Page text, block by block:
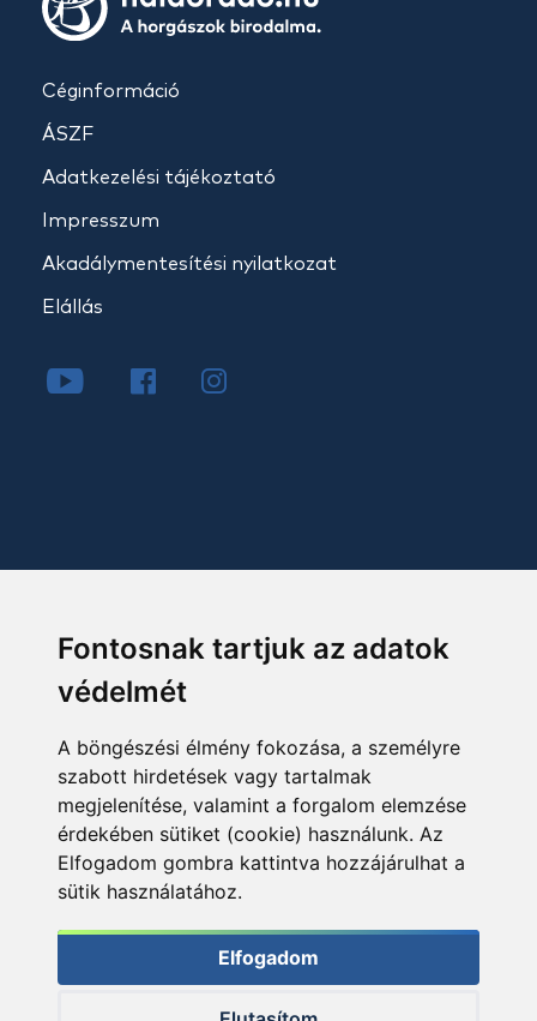
Fontosnak tartjuk az adatok
védelmét
A böngészési élmény fokozása, a személyre
szabott hirdetések vagy tartalmak
megjelenítése, valamint a forgalom elemzése
érdekében sütiket (cookie) használunk. Az
Elfogadom gombra kattintva hozzájárulhat a
sütik használatához.
Elfogadom
Céginformáció
ÁSZF
Adatkezelési tájékoztató
Impresszum
Akadálymentesítési nyilatkozat
Elállás